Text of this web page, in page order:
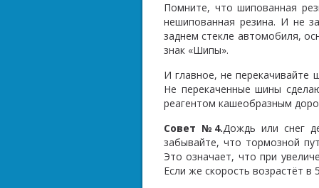
Помните, что шипованная
нешипованная резина. И не
заднем стекле автомобиля,
знак «Шипы».
И главное, не перекачивайте
Не перекаченные шины
реагентом кашеобразным
Совет №4.Дождь или снег
забывайте, что тормозной
Это означает, что при
Если же скорость возрастёт в